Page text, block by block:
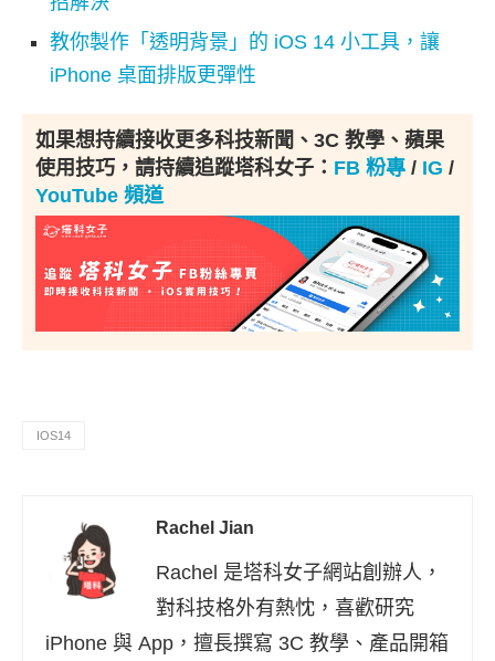
教你製作「透明背景」的 iOS 14 小工具，讓
iPhone 桌面排版更彈性
如果想持續接收更多科技新聞、3C 教學、蘋果
使用技巧，請持續追蹤塔科女子： FB 粉專 / IG /
YouTube 頻道
IOS14
Rachel Jian
Rachel 是塔科女子網站創辦人，
對科技格外有熱忱，喜歡研究
iPhone 與 App，擅長撰寫 3C 教學、產品開箱